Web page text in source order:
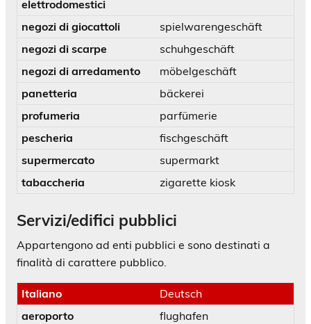
elettrodomestici
negozi di giocattoli
spielwarengeschäft
negozi di scarpe
schuhgeschäft
negozi di arredamento
möbelgeschäft
panetteria
bäckerei
profumeria
parfümerie
pescheria
fischgeschäft
supermercato
supermarkt
tabaccheria
zigarette kiosk
Servizi/edifici pubblici
Appartengono ad enti pubblici e sono destinati a
finalità di carattere pubblico.
Italiano
Deutsch
aeroporto
flughafen